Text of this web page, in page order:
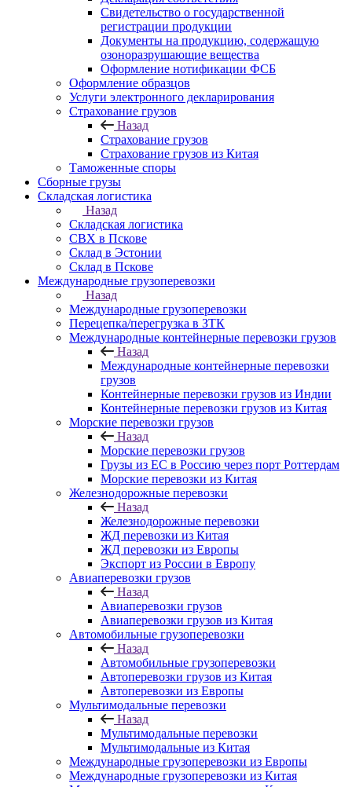
Свидетельство о государственной
регистрации продукции
Документы на продукцию, содержащую
озоноразрушающие вещества
Оформление нотификации ФСБ
Оформление образцов
Услуги электронного декларирования
Страхование грузов
Назад
Страхование грузов
Страхование грузов из Китая
Таможенные споры
Сборные грузы
Складская логистика
Назад
Складская логистика
СВХ в Пскове
Склад в Эстонии
Склад в Пскове
Международные грузоперевозки
Назад
Международные грузоперевозки
Перецепка/перегрузка в ЗТК
Международные контейнерные перевозки грузов
Назад
Международные контейнерные перевозки
грузов
Контейнерные перевозки грузов из Индии
Контейнерные перевозки грузов из Китая
Морские перевозки грузов
Назад
Морские перевозки грузов
Грузы из ЕС в Россию через порт Роттердам
Морские перевозки из Китая
Железнодорожные перевозки
Назад
Железнодорожные перевозки
ЖД перевозки из Китая
ЖД перевозки из Европы
Экспорт из России в Европу
Авиаперевозки грузов
Назад
Авиаперевозки грузов
Авиаперевозки грузов из Китая
Автомобильные грузоперевозки
Назад
Автомобильные грузоперевозки
Автоперевозки грузов из Китая
Автоперевозки из Европы
Мультимодальные перевозки
Назад
Мультимодальные перевозки
Мультимодальные из Китая
Международные грузоперевозки из Европы
Международные грузоперевозки из Китая